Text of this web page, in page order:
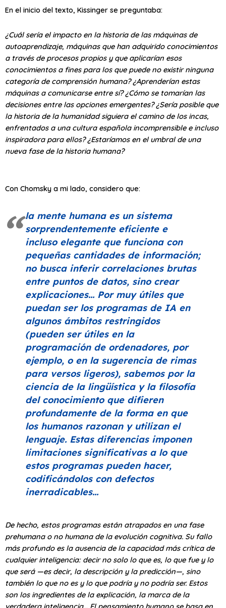
En el inicio del texto, Kissinger se preguntaba:
¿Cuál sería el impacto en la historia de las máquinas de
autoaprendizaje, máquinas que han adquirido conocimientos
a través de procesos propios y que aplicarían esos
conocimientos a fines para los que puede no existir ninguna
categoría de comprensión humana? ¿Aprenderían estas
máquinas a comunicarse entre sí? ¿Cómo se tomarían las
decisiones entre las opciones emergentes? ¿Sería posible que
la historia de la humanidad siguiera el camino de los incas,
enfrentados a una cultura española incomprensible e incluso
inspiradora para ellos? ¿Estaríamos en el umbral de una
nueva fase de la historia humana?
Con Chomsky a mi lado, considero que:
la mente humana es un sistema
sorprendentemente eficiente e
incluso elegante que funciona con
pequeñas cantidades de información;
no busca inferir correlaciones brutas
entre puntos de datos, sino crear
explicaciones… Por muy útiles que
puedan ser los programas de IA en
algunos ámbitos restringidos
(pueden ser útiles en la
programación de ordenadores, por
ejemplo, o en la sugerencia de rimas
para versos ligeros), sabemos por la
ciencia de la lingüística y la filosofía
del conocimiento que difieren
profundamente de la forma en que
los humanos razonan y utilizan el
lenguaje. Estas diferencias imponen
limitaciones significativas a lo que
estos programas pueden hacer,
codificándolos con defectos
inerradicables…
De hecho, estos programas están atrapados en una fase
prehumana o no humana de la evolución cognitiva. Su fallo
más profundo es la ausencia de la capacidad más crítica de
cualquier inteligencia: decir no solo lo que es, lo que fue y lo
que será —es decir, la descripción y la predicción—, sino
también lo que no es y lo que podría y no podría ser. Estos
son los ingredientes de la explicación, la marca de la